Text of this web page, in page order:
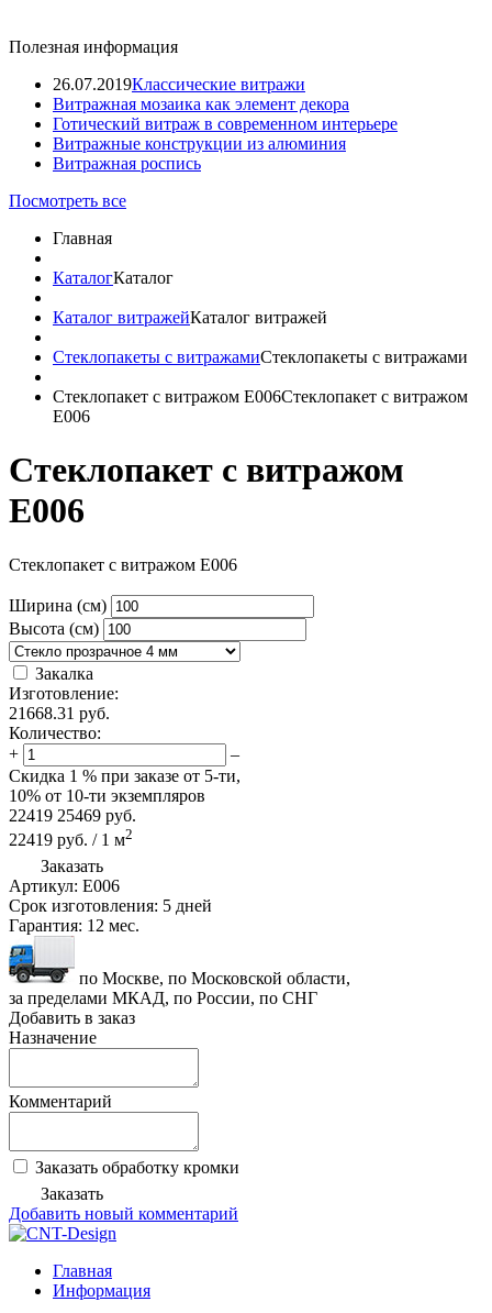
Полезная информация
26.07.2019Классические витражи
Витражная мозаика как элемент декора
Готический витраж в современном интерьере
Витражные конструкции из алюминия
Витражная роспись
Посмотреть все
Главная
КаталогКаталог
Каталог витражейКаталог витражей
Стеклопакеты с витражамиСтеклопакеты с витражами
Стеклопакет с витражом Е006Стеклопакет с витражом
Е006
Стеклопакет с витражом
Е006
Стеклопакет с витражом Е006
Ширина (см)
Высота (см)
Закалка
Изготовление:
21668.31 руб.
Количество:
+
–
Скидка 1 % при заказе от 5-ти,
10% от 10-ти экземпляров
22419 25469 руб.
22419 руб. / 1 м2
Заказать
Артикул: Е006
Срок изготовления: 5 дней
Гарантия: 12 мес.
по Москве, по Московской области,
за пределами МКАД, по России, по СНГ
Добавить в заказ
Назначение
Комментарий
Заказать обработку кромки
Заказать
Добавить новый комментарий
Главная
Информация